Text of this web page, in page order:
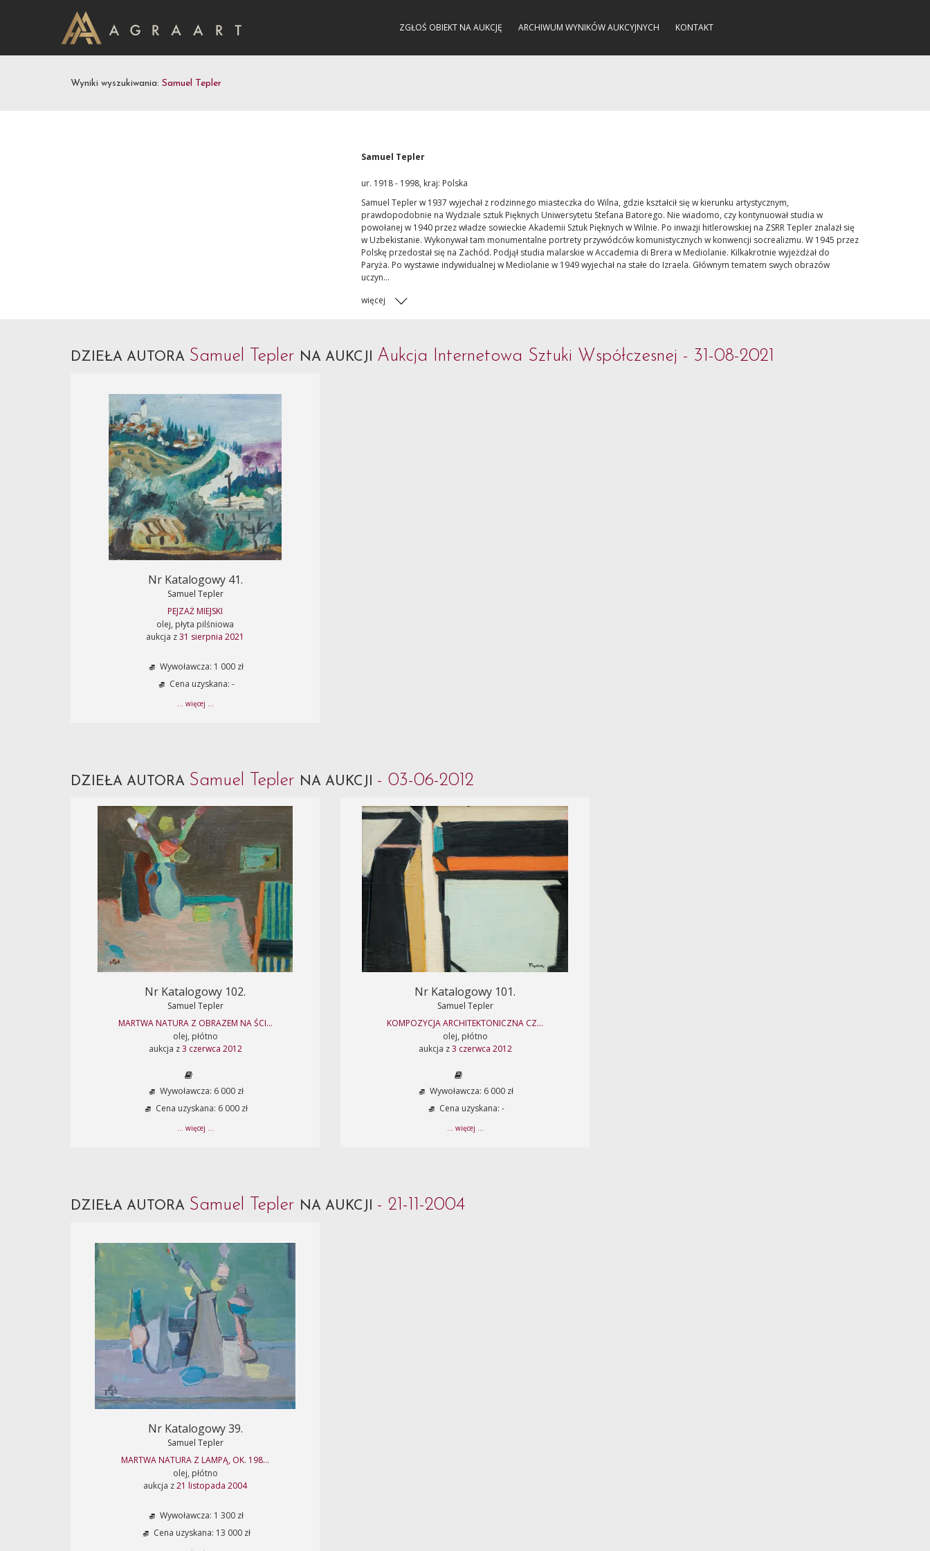
ZGŁOŚ OBIEKT NA AUKCJĘ ARCHIWUM WYNIKÓW AUKCYJNYCH KONTAKT
Wyniki wyszukiwania: Samuel Tepler
Samuel Tepler
ur. 1918 - 1998, kraj: Polska
Samuel Tepler w 1937 wyjechał z rodzinnego miasteczka do Wilna, gdzie kształcił się w kierunku artystycznym,
prawdopodobnie na Wydziale sztuk Pięknych Uniwersytetu Stefana Batorego. Nie wiadomo, czy kontynuował studia w
powołanej w 1940 przez władze sowieckie Akademii Sztuk Pięknych w Wilnie. Po inwazji hitlerowskiej na ZSRR Tepler znalazł się
w Uzbekistanie. Wykonywał tam monumentalne portrety przywódców komunistycznych w konwencji socrealizmu. W 1945 przez
Polskę przedostał się na Zachód. Podjął studia malarskie w Accademia di Brera w Mediolanie. Kilkakrotnie wyjeżdżał do
Paryża. Po wystawie indywidualnej w Mediolanie w 1949 wyjechał na stałe do Izraela. Głównym tematem swych obrazów
uczyn...
więcej
DZIEŁA AUTORA Samuel Tepler NA AUKCJI Aukcja Internetowa Sztuki Współczesnej - 31-08-2021
Nr Katalogowy 41.
Samuel Tepler
PEJZAŻ MIEJSKI
olej, płyta pilśniowa
aukcja z31 sierpnia 2021
Wywoławcza: 1 000 zł
Cena uzyskana: -
... więcej ...
DZIEŁA AUTORA Samuel Tepler NA AUKCJI - 03-06-2012
Nr Katalogowy 102.
Samuel Tepler
MARTWA NATURA Z OBRAZEM NA ŚCI...
olej, płótno
aukcja z3 czerwca 2012
Wywoławcza: 6 000 zł
Cena uzyskana: 6 000 zł
... więcej ...
Nr Katalogowy 101.
Samuel Tepler
KOMPOZYCJA ARCHITEKTONICZNA CZ...
olej, płótno
aukcja z3 czerwca 2012
Wywoławcza: 6 000 zł
Cena uzyskana: -
... więcej ...
DZIEŁA AUTORA Samuel Tepler NA AUKCJI - 21-11-2004
Nr Katalogowy 39.
Samuel Tepler
MARTWA NATURA Z LAMPĄ, OK. 198...
olej, płótno
aukcja z21 listopada 2004
Wywoławcza: 1 300 zł
Cena uzyskana: 13 000 zł